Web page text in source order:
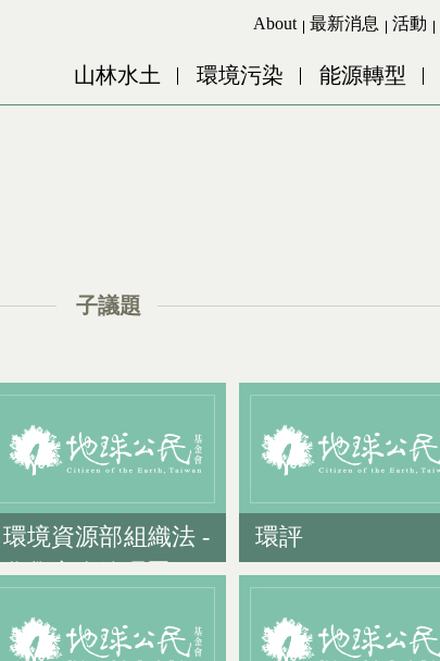
Jump to Navigation
Jump to Main content
About 最新消息 活動
山林水土 環境污染 能源轉型
子議題
環境資源部組織法 -
化學安全管理署
環評